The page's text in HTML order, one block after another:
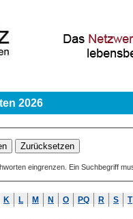
2026
eingrenzen. Ein Suchbegriff
K L M N O PQ R S T